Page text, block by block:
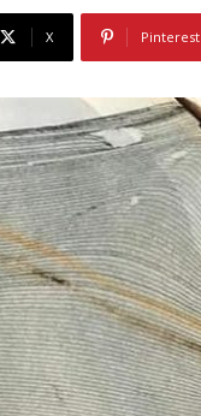
X Pinterest